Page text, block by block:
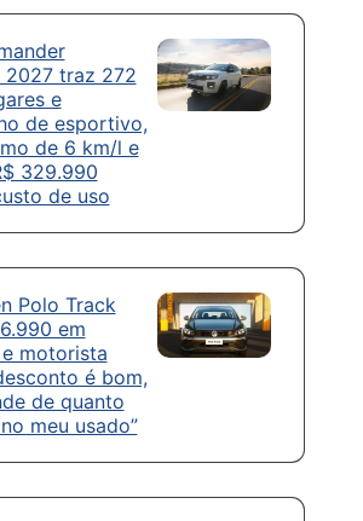
2027 traz 272
e
de esportivo,
de 6 km/l e
329.990
de uso
Polo Track
em
motorista
é bom,
de quanto
meu usado”